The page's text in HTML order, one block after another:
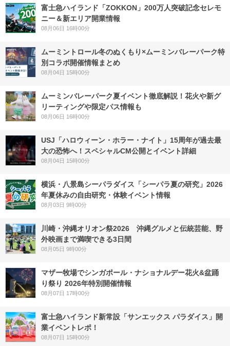
富士急ハイランド「ZOKKON」200万人突破記念セレモ
ニー＆新エリア開業情報
08月06日 16時00分
ムーミントロール冬のぬくもり×ムーミンバレーパーク特
別コラボ開催情報まとめ
08月04日 15時00分
ムーミンバレーパーク夏イベント徹底解説！花火や新グ
リーティングや限定パス情報も
08月06日 16時00分
USJ「ハロウィーン・ホラー・ナイト」15周年が過去最
大の恐怖へ！スペシャルCM公開とイベント詳細
08月04日 15時00分
横浜・八景島シーパラダイス「シーパラ夏の研究」2026
年夏休みの自由研究・体験イベント情報
08月03日 9時00分
川崎・沖縄オリオン祭2026 沖縄グルメと伝統芸能、野
外映画まで満喫できる3日間
08月05日 9時00分
マザー牧場でシンガポール・ナショナルデー花火&盆踊
り祭り 2026年特別開催情報
08月07日 17時00分
富士急ハイランド新常設「サンエックス パラダイス」開
業イベントレポ！
08月07日 15時00分